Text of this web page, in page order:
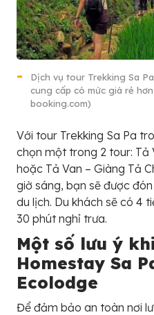
Dịch vụ tour Trekking Sa
cung cấp có mức giá rẻ
booking.com)
Với tour Trekking Sa Pa
chọn một trong 2 tour: Tả
hoặc Tả Van – Giàng Tả
giờ sáng, bạn sẽ được
du lịch. Du khách sẽ có 4
30 phút nghỉ trưa.
Một số lưu ý
Homestay Sa
Ecolodge
Để đảm bảo an toàn nơi